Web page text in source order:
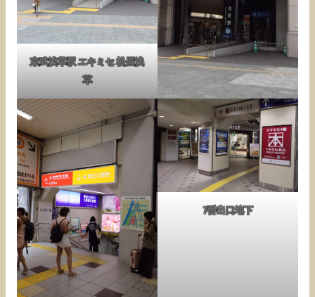
東武浅草駅 エキミセ 松屋浅
草
7番出口地下